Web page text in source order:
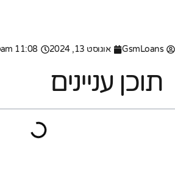
GsmLoans אוגוסט 13, 2024 11:08 am
תוכן עניינים